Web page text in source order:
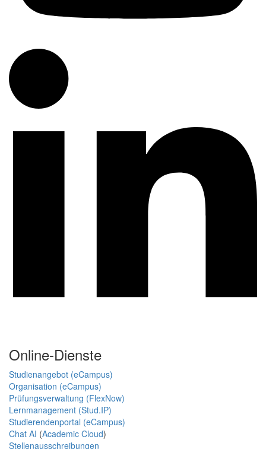
Online-Dienste
Studienangebot (eCampus)
Organisation (eCampus)
Prüfungsverwaltung (FlexNow)
Lernmanagement (Stud.IP)
Studierendenportal (eCampus)
Chat AI (Academic Cloud)
Stellenausschreibungen